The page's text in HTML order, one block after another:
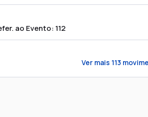
ao Evento: 112
Ver mais 113